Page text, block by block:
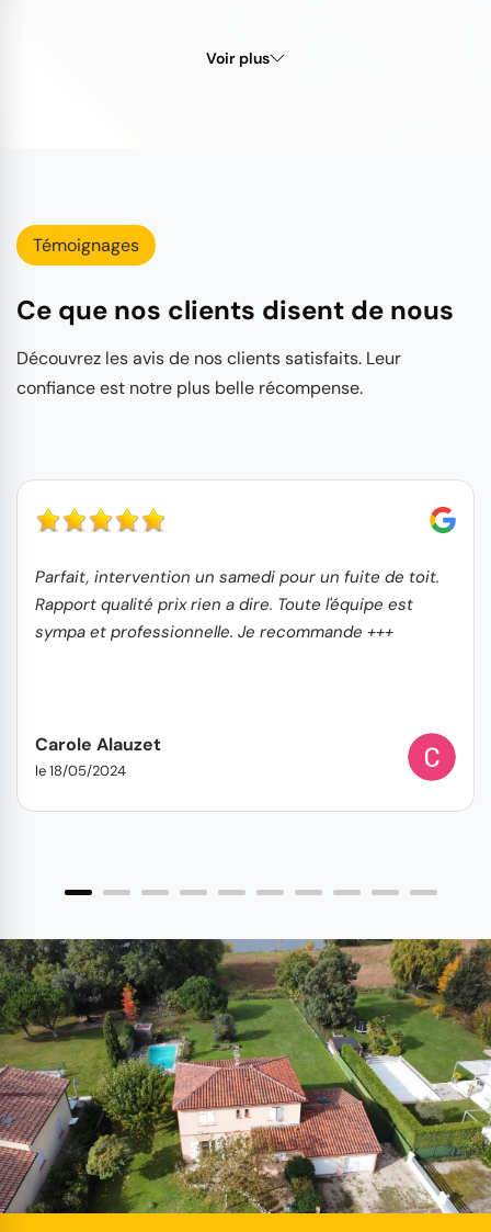
Voir plus
Témoignages
Ce que nos clients disent de nous
Découvrez les avis de nos clients satisfaits. Leur
confiance est notre plus belle récompense.
Parfait, intervention un samedi pour un fuite de toit.
Rapport qualité prix rien a dire. Toute l'équipe est
sympa et professionnelle. Je recommande +++
Carole Alauzet
le 18/05/2024